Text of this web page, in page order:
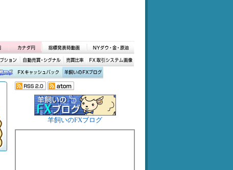
羊飼いのFXブログ